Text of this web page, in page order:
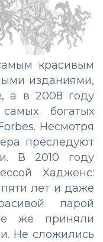
красивым
изданиями,
а в 2008 году
богатых
Несмотря
преследуют
В 2010 году
Хадженс:
лет и даже
парой
же приняли
Не сложились